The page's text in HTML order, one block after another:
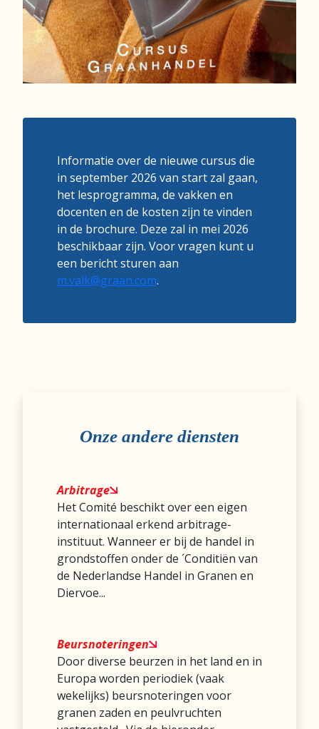
Informatie over de nieuwe cursus die
in september 2026 van start zal gaan,
het lesprogramma, de vakken en
docenten en de kosten zijn te vinden
in de brochure. Deze zal in mei 2026
beschikbaar zijn. Voor vragen kunt u
een bericht sturen aan
m.valk@graan.com.
Onze andere diensten
Arbitrage
Het Comité beschikt over een eigen
internationaal erkend arbitrage-
instituut. Wanneer er bij de handel in
grondstoffen onder de ´Conditiën van
de Nederlandse Handel in Granen en
Diervoe...
Beursnoteringen
Door diverse beurzen in het land en in
Europa worden periodiek (vaak
wekelijks) beursnoteringen voor
granen zaden en peulvruchten